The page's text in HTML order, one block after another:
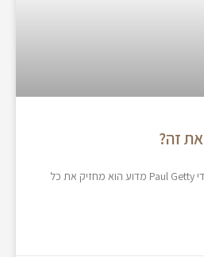
כאשר נשאל איל הנפט האגדי Paul Getty מדוע הוא מחזיק את כל